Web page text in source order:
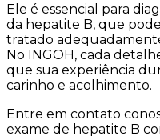
Ele é essencial para
da hepatite B, que
tratado
No INGOH, cada
que sua experiência
carinho e acolhimento.
Entre em contato
exame de hepatite B